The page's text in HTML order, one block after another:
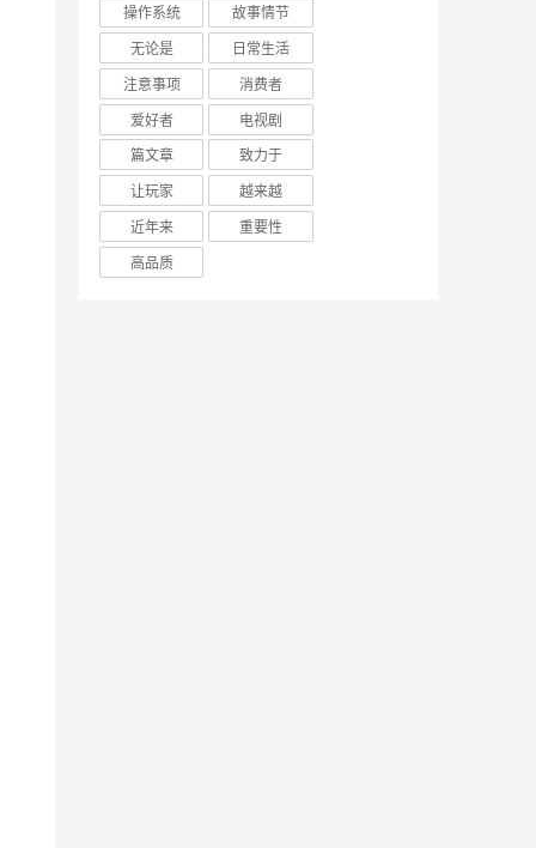
操作系统
故事情节
无论是
日常生活
注意事项
消费者
爱好者
电视剧
篇文章
致力于
让玩家
越来越
近年来
重要性
高品质